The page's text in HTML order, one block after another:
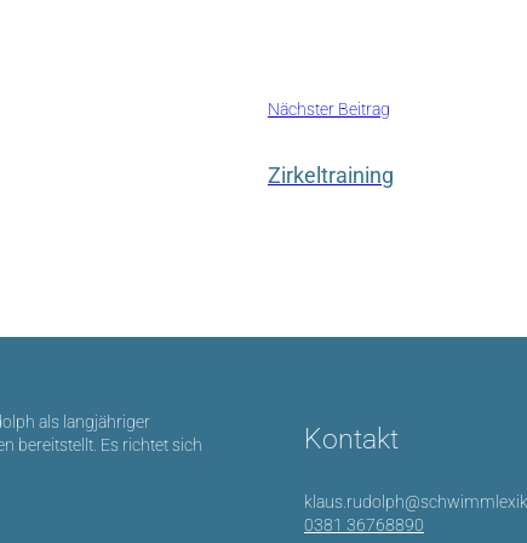
Nächster Beitrag
Zirkeltraining
als langjähriger
bereitstellt. Es richtet sich
Kontakt
0381 36768890